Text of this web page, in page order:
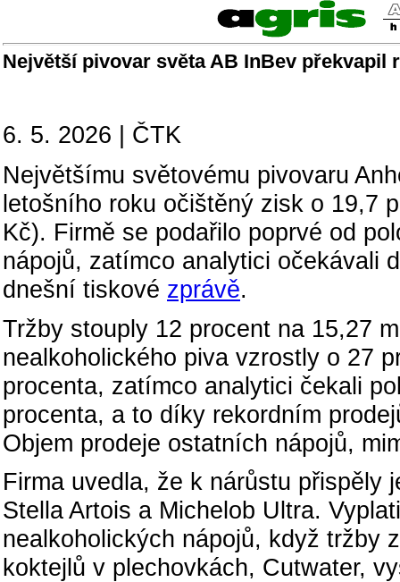
Největší pivovar světa AB InBev překvapil
6. 5. 2026 | ČTK
Největšímu světovému pivovaru
letošního roku očištěný zisk o 19,7
Kč). Firmě se podařilo poprvé od
nápojů, zatímco analytici očekávali
dnešní tiskové zprávě.
Tržby stouply 12 procent na 15,27
nealkoholického piva vzrostly o 27
procenta, zatímco analytici čekali
procenta, a to díky rekordním
Objem prodeje ostatních nápojů,
Firma uvedla, že k nárůstu přispěly
Stella Artois a Michelob Ultra.
nealkoholických nápojů, když tržby
koktejlů v plechovkách, Cutwater,